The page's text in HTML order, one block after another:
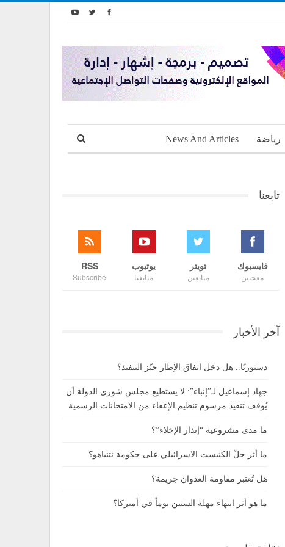
رياضة News And Articles
تابعنا
فايسبوك
معجبين
تويتر
متابعين
يوتيوب
متابعنا
RSS
Subscribe
آخر الأخبار
دستوريًا.. هل دخل اتفاق الإطار حيّز التنفيذ؟
جهاد إسماعيل لـ”إنباء”: لا يستطيع مجلس شورى الدولة أن
يُوقف تنفيذ مرسوم تنظيم الإعفاء من الامتحانات الرسمية
ما مدى مشروعية “إنذار الإخلاء”؟
ما أثر حلّ الكنيست الاسرائيلي على حكومة نتنياهو؟
هل تُعتبر مقاومة العدوان جريمة؟
ما هو أثر انتهاء مهلة الستين يوماً في أميركا؟